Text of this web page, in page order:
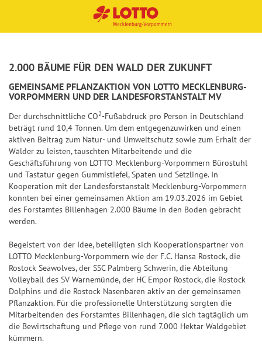
NORMALSCHEIN
SYSTEMSCHEIN
Dauerschein
Jackpot-
Jäger
Quicktipp
spielen
+10 +15 +20
Spie
lanle
itun
Zusa
tzlot
terie
n
S
e
l
7
7
S
U
Jack
Jäge
r
Gewi
nnza
hlen
Quot
en
Stati
stike
n
c
k
p
o
t
s
NORMALSCHEIN
SYSTEMSCHEIN
Dauerschein
Jackpot-
Jäger
Quicktipp
spielen
+10 +15 +20
Sp
iel
anl
un
g
Zu
sat
zlo
tte
n
S
p
e
l
Jac
kp
ot-
Jä
ge
Ge
wi
nn
hle
n
Qu
ot
en
ati
sti
ke
n
BINGO!-LOS
Dauerschein
Anzahl Lose
+1
+2
+3
+4
+5
+6
+7
+8
Sp
iel
anl
un
g
Zu
sat
zlo
tte
n
S
p
e
l
Pr
oje
ktf
ör
de
Ge
wi
nn
hle
n
Qu
ot
en
SPIELSCHEIN
Sp
iel
anl
un
g
Zu
sat
zlo
tte
n
S
i
e
g
e
Ge
wi
nn
hle
n
Qu
ot
en
SPIELSCHEIN
Typ Einsatz
Quicktipp
spielen
+2 +3 +4 +5
Sp
iel
anl
un
g
Zu
sat
zlo
tte
pl
us
5
Ge
wi
nn
Qu
ot
en
St
ati
sti
ke
n
T
f
f
e
r
b
i
TOT
O
6aus
Aus
wahl
tipp
S
p
i
e
a
n
l
e
it
u
n
TOT
O
13er
bnis
tipp
S
p
i
e
Sofo
rtlot
terie
2.000 BÄUME FÜR DEN WALD DER ZUKUNFT
GEMEINSAME PFLANZAKTION VON LOTTO MECKLENBURG-
VORPOMMERN UND DER LANDESFORSTANSTALT MV
Der durchschnittliche CO2-Fußabdruck pro Person in Deutschland
beträgt rund 10,4 Tonnen. Um dem entgegenzuwirken und einen
aktiven Beitrag zum Natur- und Umweltschutz sowie zum Erhalt der
Wälder zu leisten, tauschten Mitarbeitende und die
Geschäftsführung von LOTTO Mecklenburg-Vorpommern Bürostuhl
und Tastatur gegen Gummistiefel, Spaten und Setzlinge. In
Kooperation mit der Landesforstanstalt Mecklenburg-Vorpommern
konnten bei einer gemeinsamen Aktion am 19.03.2026 im Gebiet
des Forstamtes Billenhagen 2.000 Bäume in den Boden gebracht
werden.
Begeistert von der Idee, beteiligten sich Kooperationspartner von
LOTTO Mecklenburg-Vorpommern wie der F.C. Hansa Rostock, die
Rostock Seawolves, der SSC Palmberg Schwerin, die Abteilung
Volleyball des SV Warnemünde, der HC Empor Rostock, die Rostock
Dolphins und die Rostock Nasenbären aktiv an der gemeinsamen
Pflanzaktion. Für die professionelle Unterstützung sorgten die
Mitarbeitenden des Forstamtes Billenhagen, die sich tagtäglich um
die Bewirtschaftung und Pflege von rund 7.000 Hektar Waldgebiet
kümmern.